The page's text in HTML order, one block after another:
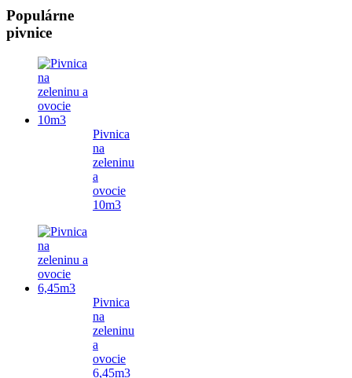
Populárne
pivnice
Pivnica
na
zeleninu
a
ovocie
10m3
Pivnica
na
zeleninu
a
ovocie
6,45m3